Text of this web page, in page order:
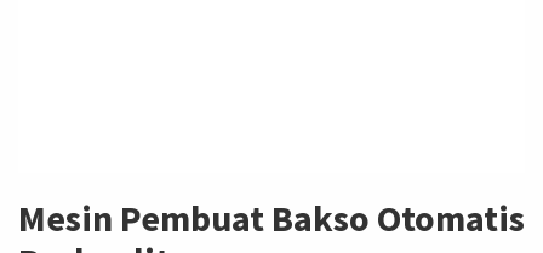
Mesin Pembuat Bakso Otomatis